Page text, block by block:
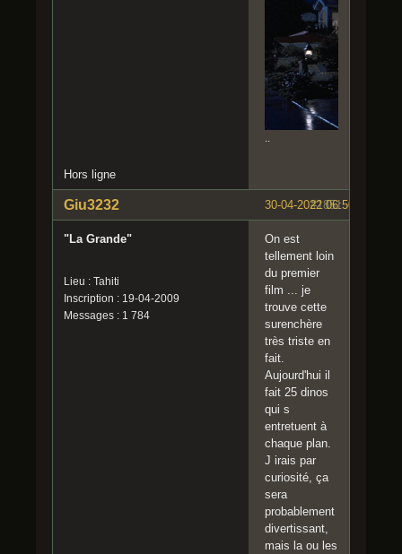
Hors ligne
#1851
30-04-2022 06:50:28
Giu3232
"La Grande"
Lieu : Tahiti
Inscription : 19-04-2009
Messages : 1 784
On est
tellement loin
du premier
film ... je
trouve cette
surenchère
très triste en
fait.
Aujourd'hui il
fait 25 dinos
qui s
entretuent à
chaque plan.
J irais par
curiosité, ça
sera
probablement
divertissant,
mais la ou les